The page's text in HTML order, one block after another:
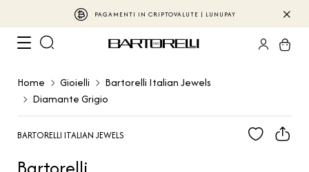
PAGAMENTI IN CRIPTOVALUTE | LUNUPAY
Home Gioielli
Bartorelli Italian Jewels
Diamante Grigio
BARTORELLI ITALIAN JEWELS